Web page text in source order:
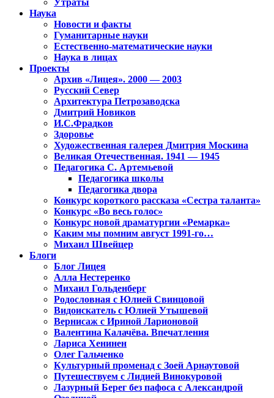
Утраты
Наука
Новости и факты
Гуманитарные науки
Естественно-математические науки
Наука в лицах
Проекты
Архив «Лицея». 2000 — 2003
Русский Север
Архитектура Петрозаводска
Дмитрий Новиков
И.С.Фрадков
Здоровье
Художественная галерея Дмитрия Москина
Великая Отечественная. 1941 — 1945
Педагогика С. Артемьевой
Педагогика школы
Педагогика двора
Конкурс короткого рассказа «Сестра таланта»
Конкурс «Во весь голос»
Конкурс новой драматургии «Ремарка»
Каким мы помним август 1991-го…
Михаил Швейцер
Блоги
Блог Лицея
Алла Нестеренко
Михаил Гольденберг
Родословная с Юлией Свинцовой
Видоискатель с Юлией Утышевой
Вернисаж с Ириной Ларионовой
Валентина Калачёва. Впечатления
Лариса Хенинен
Олег Гальченко
Культурный променад с Зоей Арнаутовой
Путешествуем с Лидией Винокуровой
Лазурный Берег без пафоса с Александрой